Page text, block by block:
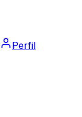
Perfil